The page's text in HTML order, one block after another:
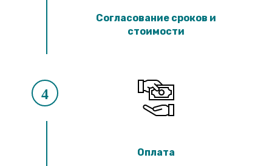
Согласование сроков и
стоимости
4
Оплата